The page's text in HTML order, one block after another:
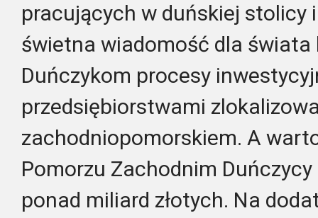
pracujących w duńskiej stolicy
świetna wiadomość dla świata
Duńczykom procesy
przedsiębiorstwami
zachodniopomorskiem. A
Pomorzu Zachodnim
ponad miliard złotych. Na